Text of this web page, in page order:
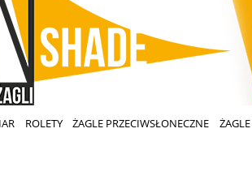
ROLETY ŻAGLE PRZECIWSŁONECZNE